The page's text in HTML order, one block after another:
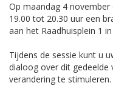
Op maandag 4
19.00 tot 20.30 uur een
aan het Raadhuisplein 1
Tijdens de sessie kunt u
dialoog over dit gedeelde
verandering te stimuleren.